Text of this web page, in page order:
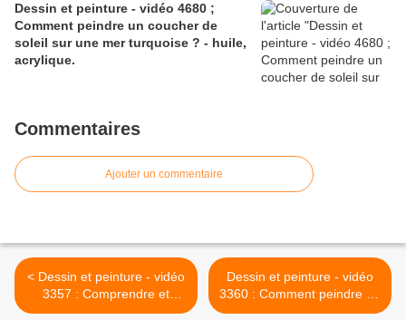
Dessin et peinture - vidéo 4680 ;
Comment peindre un coucher de
soleil sur une mer turquoise ? - huile,
acrylique.
Commentaires
Ajouter un commentaire
< Dessin et peinture - vidéo
3357 : Comprendre et
réaliser la peinture en 3D
Dessin et peinture - vidéo
3360 : Comment peindre un
chien à partir d'un fond bleu